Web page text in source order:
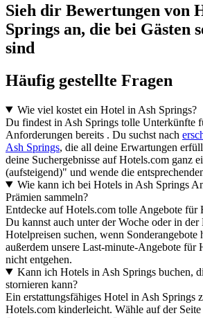
Sieh dir Bewertungen von
Springs an, die bei Gästen
sind
Häufig gestellte Fragen
Wie viel kostet ein Hotel in Ash Springs?
Du findest in Ash Springs tolle Unterkünfte
Anforderungen bereits . Du suchst nach
Ash Springs, die all deine Erwartungen
deine Suchergebnisse auf Hotels.com ganz
(aufsteigend)" und wende die
Wie kann ich bei Hotels in Ash Springs
Prämien sammeln?
Entdecke auf Hotels.com tolle Angebote für
Du kannst auch unter der Woche oder in der
Hotelpreisen suchen, wenn Sonderangebote
außerdem unsere Last-minute-Angebote für
nicht entgehen.
Kann ich Hotels in Ash Springs buchen,
stornieren kann?
Ein erstattungsfähiges Hotel in Ash Springs
Hotels.com kinderleicht. Wähle auf der Seite